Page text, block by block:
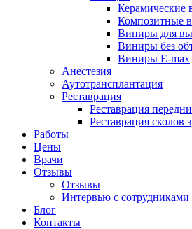
Керамические
Композитные
Виниры для
Виниры без
Виниры E-max
Анестезия
Аутотрансплантация
Реставрация
Реставрация
Реставрация сколов
Работы
Цены
Врачи
Отзывы
Отзывы
Интервью с сотрудниками
Блог
Контакты